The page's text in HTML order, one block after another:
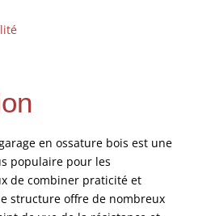
en ossature bois est une
populaire pour les
de combiner praticité et
structure offre de nombreux